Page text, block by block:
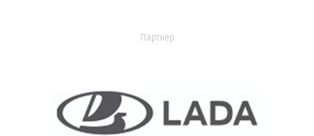
Партнер